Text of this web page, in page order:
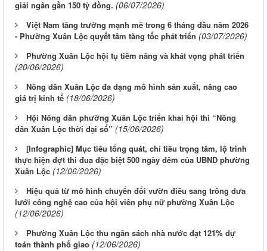
giải ngân gần 150 tỷ đồng. (06/07/2026)
Việt Nam tăng trưởng mạnh mẽ trong 6 tháng đầu năm 2026
- Phường Xuân Lộc quyết tâm tăng tốc phát triển (03/07/2026)
Phường Xuân Lộc hội tụ tiềm năng và khát vọng phát triển
(20/06/2026)
Nông dân Xuân Lộc đa dạng mô hình sản xuất, nâng cao
giá trị kinh tế (18/06/2026)
Hội Nông dân phường Xuân Lộc triển khai hội thi “Nông
dân Xuân Lộc thời đại số” (15/06/2026)
[Infographic] Mục tiêu tổng quát, chỉ tiêu trọng tâm, lộ trình
thực hiện đợt thi đua đặc biệt 500 ngày đêm của UBND phường
Xuân Lộc (12/06/2026)
Hiệu quả từ mô hình chuyển đổi vườn điều sang trồng dưa
lưới công nghệ cao của hội viên phụ nữ phường Xuân Lộc
(12/06/2026)
Phường Xuân Lộc thu ngân sách nhà nước đạt 121% dự
toán thành phố giao (12/06/2026)